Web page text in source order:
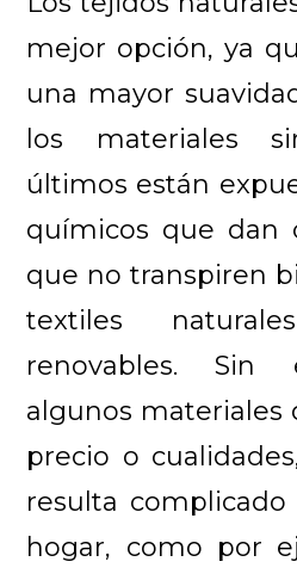
mejor opción, ya
una mayor
los materiales
últimos están
químicos que dan
que no transpiren
textiles
renovables. Sin
algunos materiales
precio o
resulta complicado
hogar, como por